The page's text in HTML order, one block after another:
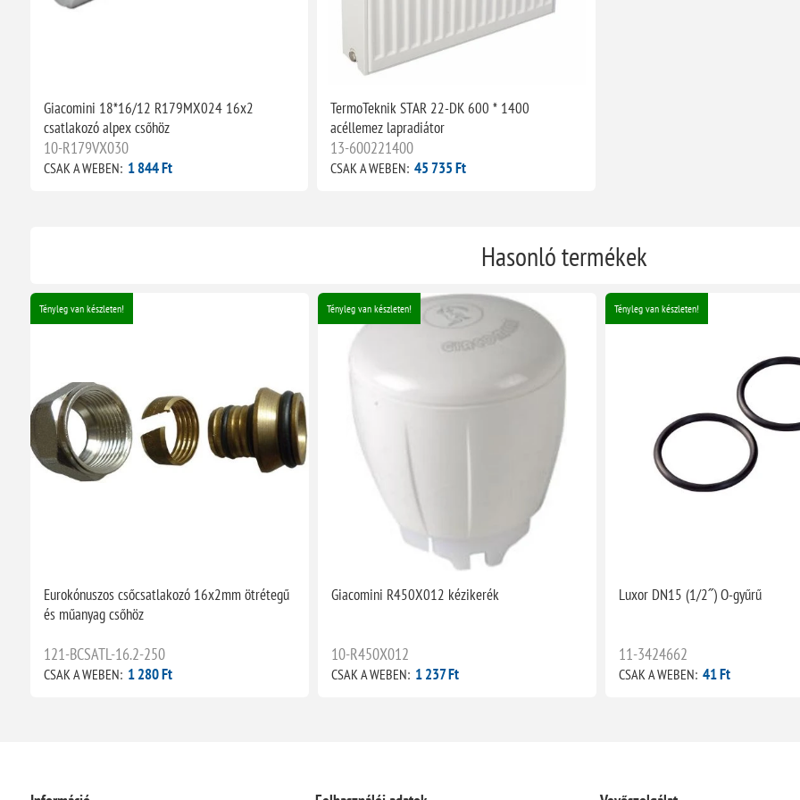
Giacomini 18*16/12 R179MX024 16x2
csatlakozó alpex csőhöz
10-R179VX030
CSAK A WEBEN: 1 844 Ft
TermoTeknik STAR 22-DK 600 * 1400
acéllemez lapradiátor
13-600221400
CSAK A WEBEN: 45 735 Ft
Hasonló termékek
Tényleg van készleten!
Eurokónuszos csőcsatlakozó 16x2mm ötrétegű
és műanyag csőhöz
121-BCSATL-16.2-250
CSAK A WEBEN: 1 280 Ft
Tényleg van készleten!
Giacomini R450X012 kézikerék
10-R450X012
CSAK A WEBEN: 1 237 Ft
Tényleg van készleten!
Luxor DN15 (1/2˝) O-gyűrű
11-3424662
CSAK A WEBEN: 41 Ft